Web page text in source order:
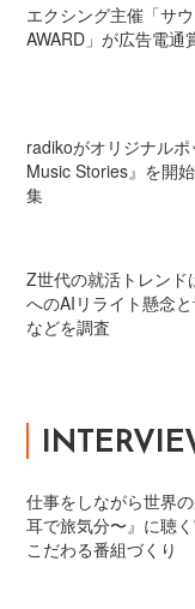
エクシング主催「サ
AWARD」が広告電通
radikoがオリジナル
Music Stories』を開
集
Z世代の就活トレンド
へのAIリライト懸念
などを調査
仕事をしながら世界
耳で旅気分〜』に聴
こだわる番組づくり